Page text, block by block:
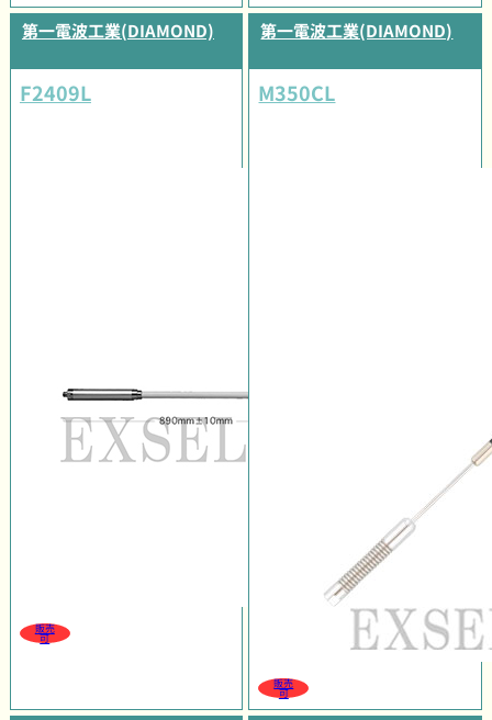
第一電波工業(DIAMOND)
F2409L
販売
可
第一電波工業(DIAMOND)
M350CL
販売
可